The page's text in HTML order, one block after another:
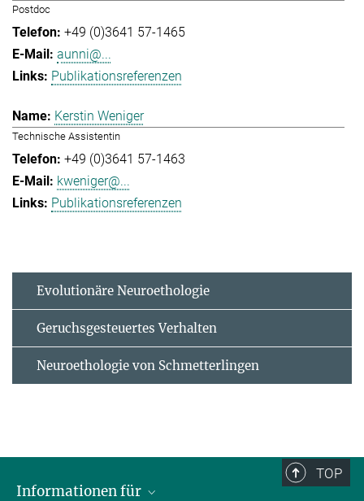
Postdoc
+49 (0)3641 57-1465
aunni@...
Publikationsreferenzen
Kerstin Weniger
Technische Assistentin
+49 (0)3641 57-1463
kweniger@...
Publikationsreferenzen
Evolutionäre Neuroethologie
Geruchsgesteuertes Verhalten
Neuroethologie von Schmetterlingen
TOP
Informationen für